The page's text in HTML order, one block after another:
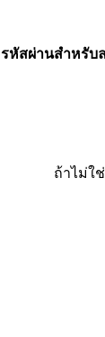
รหัสผ่านสำหรับ
ถ้าไม่ใ